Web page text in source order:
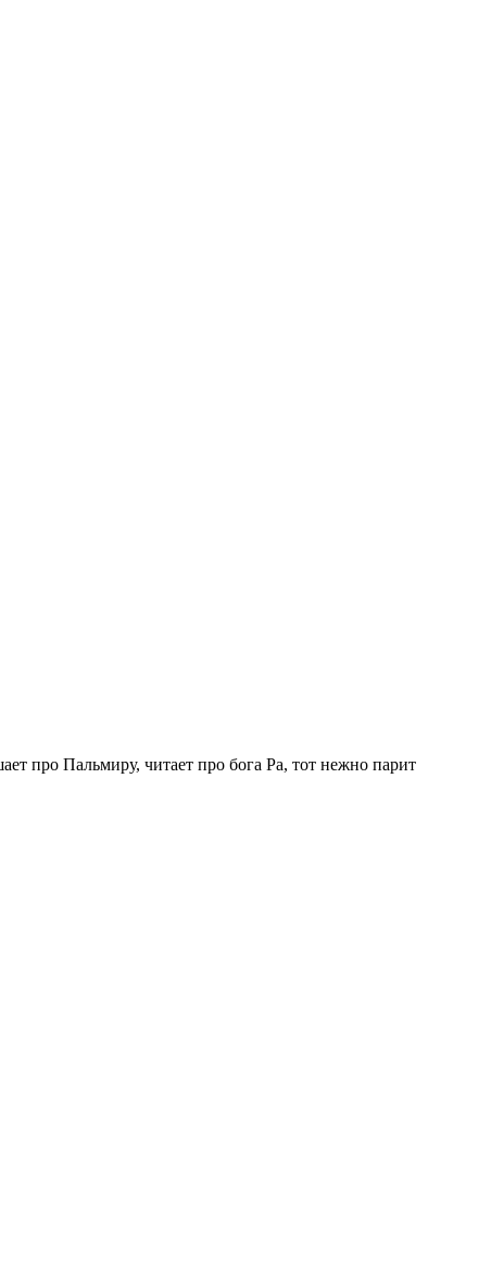
про Пальмиру, читает про бога Ра, тот нежно парит